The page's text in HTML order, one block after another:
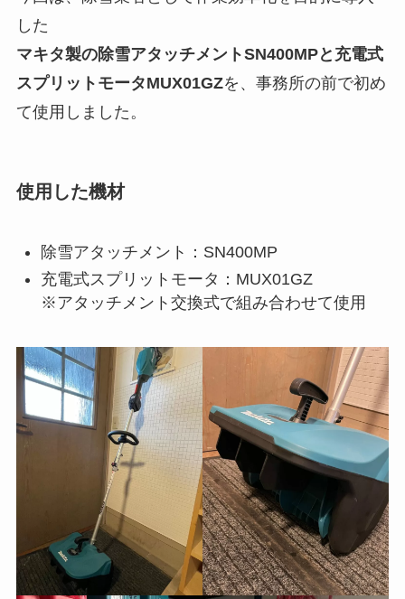
した
マキタ製の除雪アタッチメントSN400MPと充電式
スプリットモータMUX01GZを、事務所の前で初め
て使用しました。
使用した機材
除雪アタッチメント：SN400MP
充電式スプリットモータ：MUX01GZ
※アタッチメント交換式で組み合わせて使用